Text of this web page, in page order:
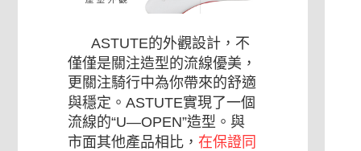
ASTUTE的外觀設計，不
僅僅是關注造型的流線優美，
更關注騎行中為你帶來的舒適
與穩定。ASTUTE實現了一個
流線的“U—OPEN”造型。與
市面其他產品相比， 在保證同